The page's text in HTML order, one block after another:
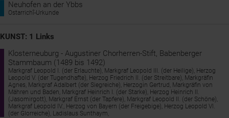
Beisetzung des hl. Koloman in Melk
Tod Markgraf Heinrichs I. - sein Bruder Adalbert wird sein
15.5.1976 bis 14.11.1976
NÖ Jubiläumsausstellung "1000 Jahre Babenberger in Österreich"
in Stift Lilienfeld
10.5.1980
Eröffnung der Ostarrîchi-Gedenkstätte in Neuhofen/Ybbs
Neuhofen an der Ybbs
Ostarrichî-Urkunde
KUNST: 1 Links
Klosterneuburg - Augustiner Chorherren-Stift, Babenberger
Stammbaum (1489 bis 1492)
Markgraf Leopold I. (der Erlauchte), Markgraf Leopold III. (der Heilige), Herzog
Leopold V. (der Tugendhafte), Herzog Friedrich II. (der Streitbare), Markgräfin
Agnes, Markgraf Adalbert (der Siegreiche), Herzogin Gertrud, Markgräfin von
Mähren und Baden, Markgraf Heinrich I. (der Starke), Herzog Heinrich II.
(Jasomirgott), Markgraf Ernst (der Tapfere), Markgraf Leopold II. (der Schöne),
Markgraf Leopold IV., Herzog von Bayern (der Freigebige), Herzog Leopold VI.
(der Glorreiche), Ladislaus Sunthaym,